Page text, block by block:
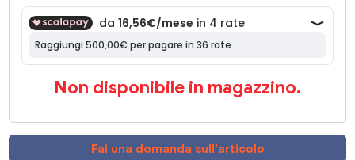
Non disponibile in magazzino.
Fai una domanda sull'articolo